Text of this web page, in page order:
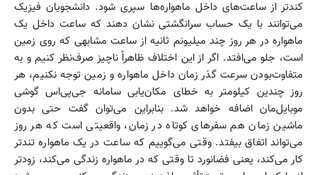
کندتر از ساعت‌های داخل ماهواره‌ها سپری شود. دانشجویان فیزیک
می‌توانند با یک حساب سرانگشتی نشان دهند که ساعت داخل یک
ماهواره در هر روز چند میلیونم ثانیه از ساعت مشابهی که روی زمین
است، جلو می‌افتد. اگر از این اختلاف ظاهراً ناچیز صرف‌نظر کنیم و به
متفاوت‌بودن سرعت گذر زمان داخل ماهواره و زمین توجه نکنیم، هر
روز چندین کیلومتر به خطای مکان‌یابی سامانه جی‌پی‌اس گوشی
موبایل‌مان اضافه خواهد شد. بنابراین می‌توان گفت حتی بدون
ماشین زمان هم ‌سفرهای کوتاه در زمان، واقعیتی است که هر روز
می‌تواند اتفاق بیفتد. وقتی می‌گوییم که ساعت در یک ماهواره تندتر
کار می‌کند، یعنی فضانورد تا وقتی که در ماهواره زندگی می‌کند، زودتر